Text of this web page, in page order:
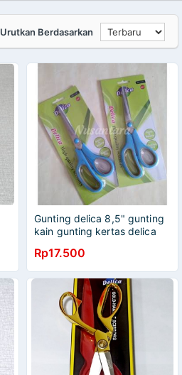
Urutkan Berdasarkan
Gunting delica 8,5" gunting
kain gunting kertas delica
Rp17.500